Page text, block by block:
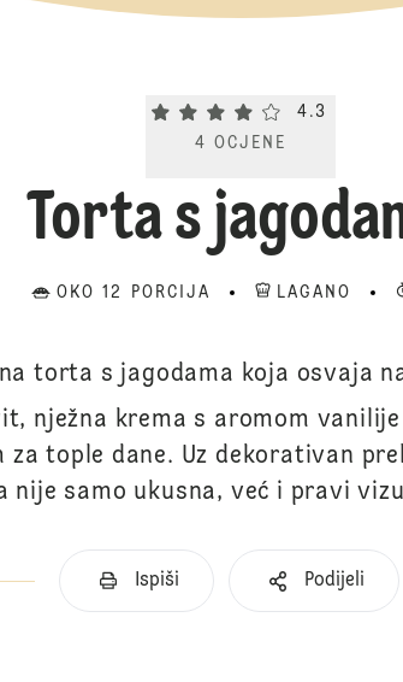
Current rating 4.3.
4.3
4 OCJENE
Torta s
OKO 12 PORCIJA LAGANO
torta s jagodama koja osvaja
nježna krema s aromom
tople dane. Uz dekorativan
nije samo ukusna, već i pravi
Ispiši Podijeli